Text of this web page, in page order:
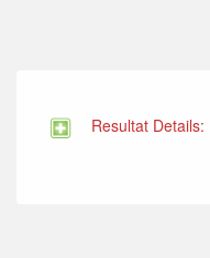
Resultat Details: